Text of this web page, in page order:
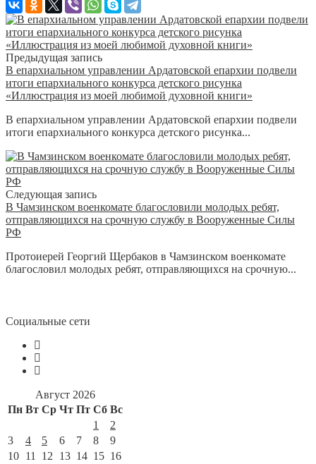
Предыдущая запись
В епархиальном управлении Ардатовской епархии подвели
итоги епархиального конкурса детского рисунка
«Иллюстрация из моей любимой духовной книги»
В епархиальном управлении Ардатовской епархии подвели
итоги епархиального конкурса детского рисунка...
Следующая запись
В Чамзинском военкомате благословили молодых ребят,
отправляющихся на срочную службу в Вооруженные Силы
РФ
Протоиерей Георгий Щербаков в Чамзинском военкомате
благословил молодых ребят, отправляющихся на срочную...
Социальные сети
Август 2026
Пн Вт Ср Чт Пт Сб Вс
1
2
3
4 5 6 7 8
9
10 11 12 13 14 15 16